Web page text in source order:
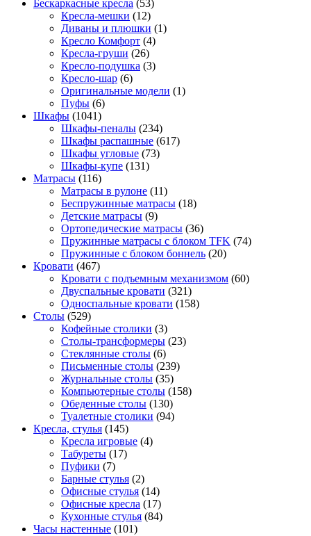
Бескаркасные кресла (53)
Кресла-мешки (12)
Диваны и плюшки (1)
Кресло Комфорт (4)
Кресла-груши (26)
Кресло-подушка (3)
Кресло-шар (6)
Оригинальные модели (1)
Пуфы (6)
Шкафы (1041)
Шкафы-пеналы (234)
Шкафы распашные (617)
Шкафы угловые (73)
Шкафы-купе (131)
Матрасы (116)
Матрасы в рулоне (11)
Беспружинные матрасы (18)
Детские матрасы (9)
Ортопедические матрасы (36)
Пружинные матрасы с блоком TFK (74)
Пружинные с блоком боннель (20)
Кровати (467)
Кровати с подъемным механизмом (60)
Двуспальные кровати (321)
Односпальные кровати (158)
Столы (529)
Кофейные столики (3)
Столы-трансформеры (23)
Стеклянные столы (6)
Письменные столы (239)
Журнальные столы (35)
Компьютерные столы (158)
Обеденные столы (130)
Туалетные столики (94)
Кресла, стулья (145)
Кресла игровые (4)
Табуреты (17)
Пуфики (7)
Барные стулья (2)
Офисные стулья (14)
Офисные кресла (17)
Кухонные стулья (84)
Часы настенные (101)